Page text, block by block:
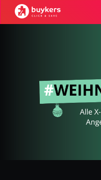
Mode & Accessoires
Shops